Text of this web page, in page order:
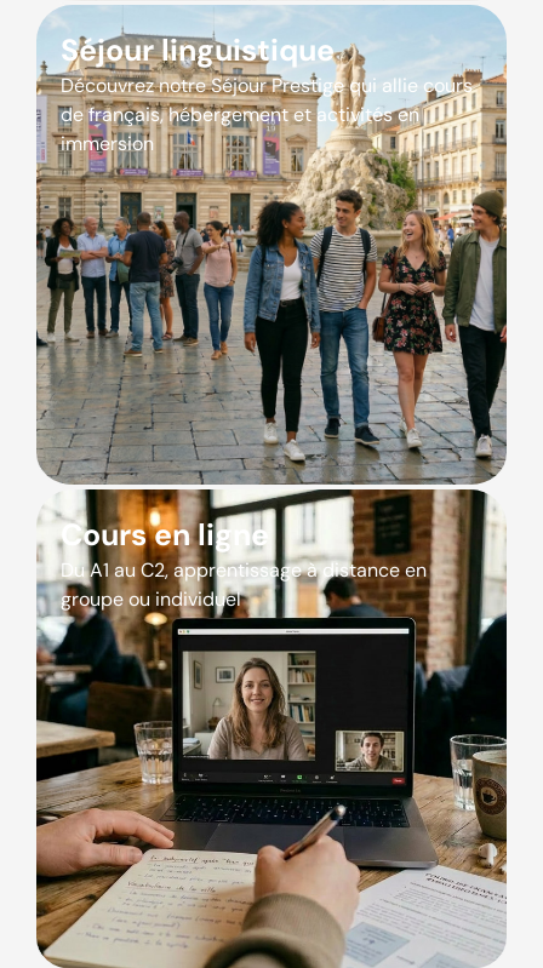
Séjour linguistique
Découvrez notre Séjour Prestige qui allie cours
de français, hébergement et activités en
immersion
Cours en ligne
Du A1 au C2, apprentissage à distance en
groupe ou individuel